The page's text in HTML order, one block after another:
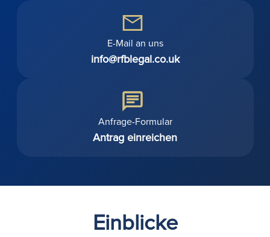
E-Mail an uns
info@rfblegal.co.uk
Anfrage-Formular
Antrag einreichen
Einblicke